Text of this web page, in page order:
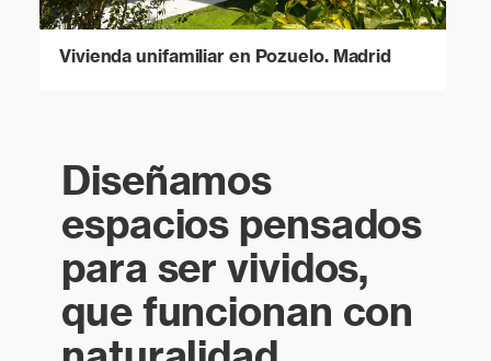
Vivienda unifamiliar en Pozuelo. Madrid
Diseñamos
espacios pensados
para ser vividos,
que funcionan con